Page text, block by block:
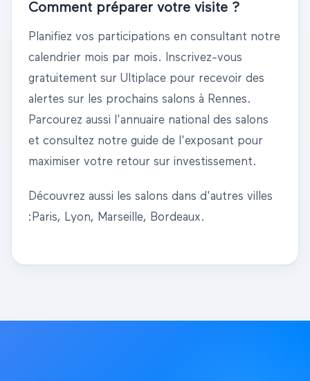
Comment préparer votre visite ?
Planifiez vos participations en consultant notre
calendrier mois par mois. Inscrivez-vous
gratuitement sur Ultiplace pour recevoir des
alertes sur les prochains salons à Rennes.
Parcourez aussi l'annuaire national des salons
et consultez notre guide de l'exposant pour
maximiser votre retour sur investissement.
Découvrez aussi les salons dans d'autres villes
: Paris, Lyon, Marseille, Bordeaux.